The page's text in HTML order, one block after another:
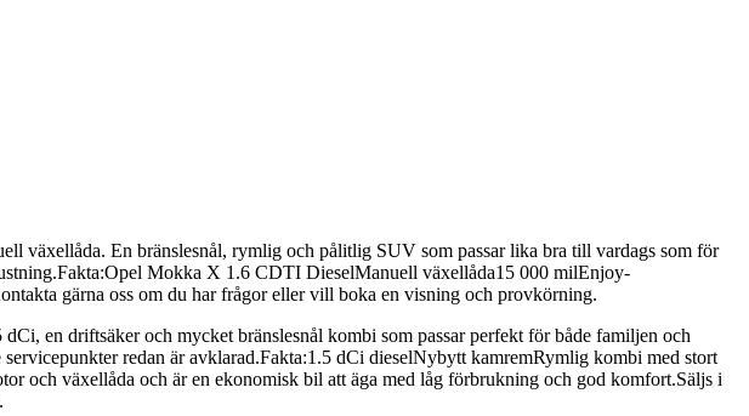
En bränslesnål, rymlig och pålitlig SUV som passar lika bra till vardags som för
Mokka X 1.6 CDTI DieselManuell växellåda15 000 milEnjoy-
gärna oss om du har frågor eller vill boka en visning och provkörning.
en driftsäker och mycket bränslesnål kombi som passar perfekt för både familjen och
redan är avklarad.Fakta:1.5 dCi dieselNybytt kamremRymlig kombi med stort
och växellåda och är en ekonomisk bil att äga med låg förbrukning och god komfort.Säljs i